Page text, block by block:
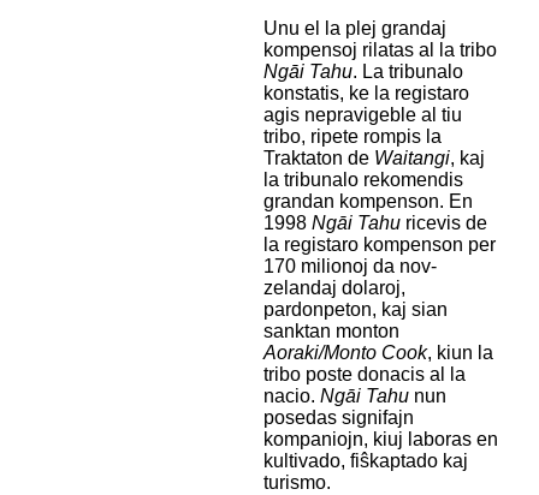
Unu el la plej grandaj
kompensoj rilatas al la tribo
Ngāi Tahu. La tribunalo
konstatis, ke la registaro
agis nepravigeble al tiu
tribo, ripete rompis la
Traktaton de Waitangi, kaj
la tribunalo rekomendis
grandan kompenson. En
1998 Ngāi Tahuricevis de
la registaro kompenson per
170 milionoj da nov-
zelandaj dolaroj,
pardonpeton, kaj sian
sanktan monton
Aoraki/Monto Cook, kiun la
tribo poste donacis al la
nacio. Ngāi Tahunun
posedas signifajn
kompaniojn, kiuj laboras en
kultivado, fiŝkaptado kaj
turismo.